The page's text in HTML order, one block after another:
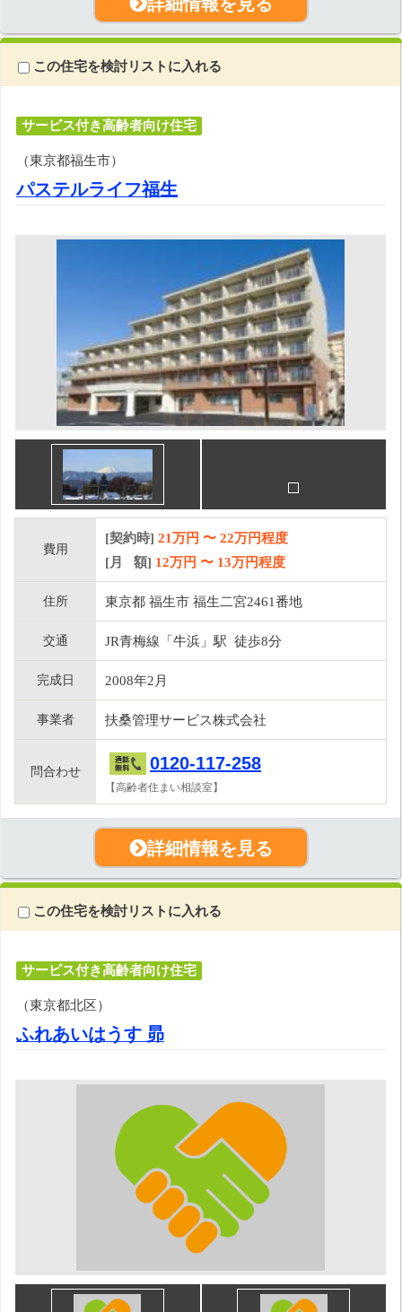
この住宅を検討リストに入れる
サービス付き高齢者向け住宅
（東京都福生市）
パステルライフ福生
費用
[契約時] 21万円 〜 22万円程度
[月 額] 12万円 〜 13万円程度
住所 東京都 福生市 福生二宮2461番地
交通 JR青梅線「牛浜」駅 徒歩8分
完成日 2008年2月
事業者 扶桑管理サービス株式会社
問合わせ 0120-117-258
【高齢者住まい相談室】
詳細情報を見る
この住宅を検討リストに入れる
サービス付き高齢者向け住宅
（東京都北区）
ふれあいはうす 昴